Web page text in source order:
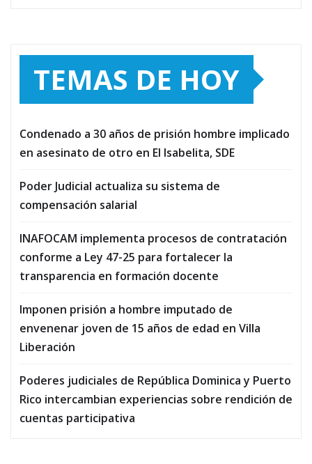
TEMAS DE HOY
Condenado a 30 años de prisión hombre implicado
en asesinato de otro en El Isabelita, SDE
Poder Judicial actualiza su sistema de
compensación salarial
INAFOCAM implementa procesos de contratación
conforme a Ley 47-25 para fortalecer la
transparencia en formación docente
Imponen prisión a hombre imputado de
envenenar joven de 15 años de edad en Villa
Liberación
Poderes judiciales de República Dominica y Puerto
Rico intercambian experiencias sobre rendición de
cuentas participativa